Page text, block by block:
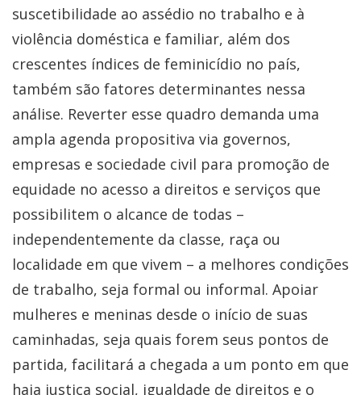
suscetibilidade ao assédio no trabalho e à
violência doméstica e familiar, além dos
crescentes índices de feminicídio no país,
também são fatores determinantes nessa
análise. Reverter esse quadro demanda uma
ampla agenda propositiva via governos,
empresas e sociedade civil para promoção de
equidade no acesso a direitos e serviços que
possibilitem o alcance de todas –
independentemente da classe, raça ou
localidade em que vivem – a melhores condições
de trabalho, seja formal ou informal. Apoiar
mulheres e meninas desde o início de suas
caminhadas, seja quais forem seus pontos de
partida, facilitará a chegada a um ponto em que
haja justiça social, igualdade de direitos e o